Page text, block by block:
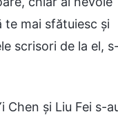
te mai sfătuiesc și
scrisori de la el, s-
și Liu Fei s-